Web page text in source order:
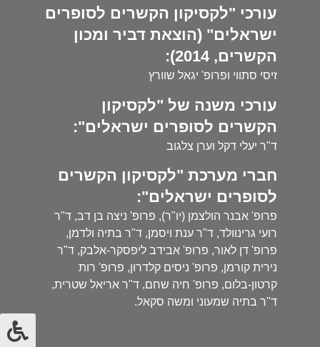
עורכי "לקסיקון הקשרים לסופרים
ישראלים" (הוצאת דביר ומכון
הקשרים, 2014):
זיסי סתווי ופרופ' יגאל שוורץ
עורכי משנה של "לקסיקון
הקשרים לסופרים ישראלים":
ד"ר יעלי דקל וערן צלגוב
חברי מערכת "לקסיקון הקשרים
לסופרים ישראלים":
פרופ' אבנר הולצמן (יו"ר), פרופ' ניצה בן דב, ד"ר
רועי גרינוולד, ד"ר ענת ויסמן, ד"ר בתיה ולדמן,
פרופ' דן לאור, פרופ' אבידב ליפסקר-אלבק, ד"ר
נירית קורמן, פרופ' ניסים קלדרון, פרופ' רות
קרטון-בלום, פרופ' חיה שחם, ד"ר אריאל שטרית,
ד"ר בתיה שמעוני ומשה סקאל.